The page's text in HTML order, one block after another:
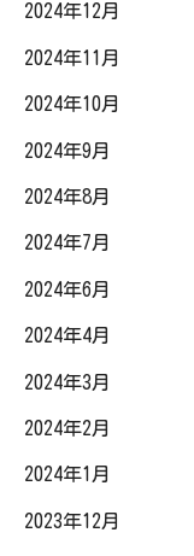
2024年12月
2024年11月
2024年10月
2024年9月
2024年8月
2024年7月
2024年6月
2024年4月
2024年3月
2024年2月
2024年1月
2023年12月